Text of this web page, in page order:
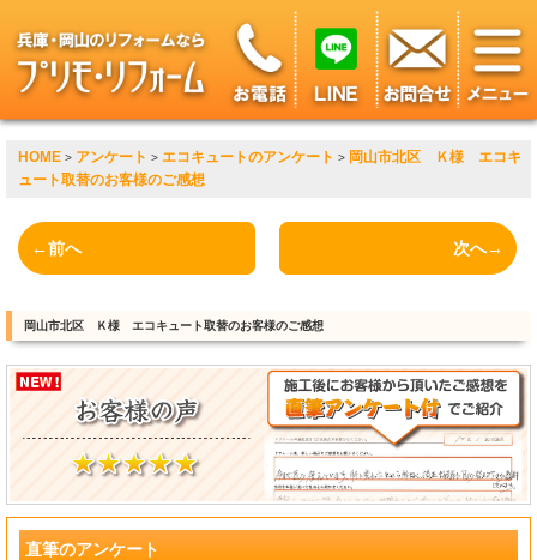
HOME > アンケート > エコキュートのアンケート > 岡山市北区 Ｋ様 エコキ
ュート取替のお客様のご感想
←前へ 次へ→
岡山市北区 Ｋ様 エコキュート取替のお客様のご感想
?
直筆のアンケート